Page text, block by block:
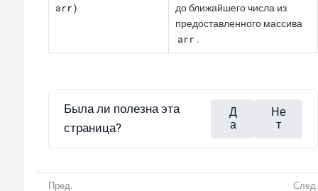
arr)
до ближайшего числа из
предоставленного массива
arr .
Была ли полезна эта
страница?
Д
а
Не
т